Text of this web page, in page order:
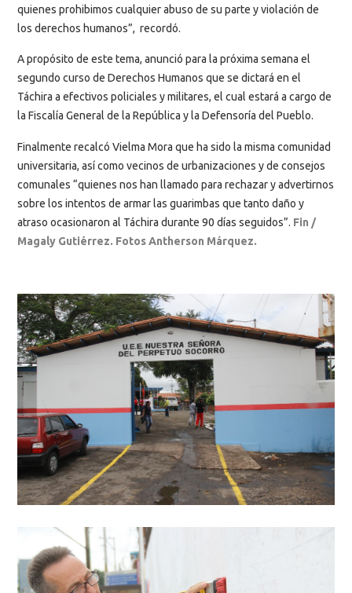
quienes prohibimos cualquier abuso de su parte y violación de
los derechos humanos”, recordó.
A propósito de este tema, anunció para la próxima semana el
segundo curso de Derechos Humanos que se dictará en el
Táchira a efectivos policiales y militares, el cual estará a cargo de
la Fiscalía General de la República y la Defensoría del Pueblo.
Finalmente recalcó Vielma Mora que ha sido la misma comunidad
universitaria, así como vecinos de urbanizaciones y de consejos
comunales “quienes nos han llamado para rechazar y advertirnos
sobre los intentos de armar las guarimbas que tanto daño y
atraso ocasionaron al Táchira durante 90 días seguidos”. Fin /
Magaly Gutiérrez. Fotos Antherson Márquez.